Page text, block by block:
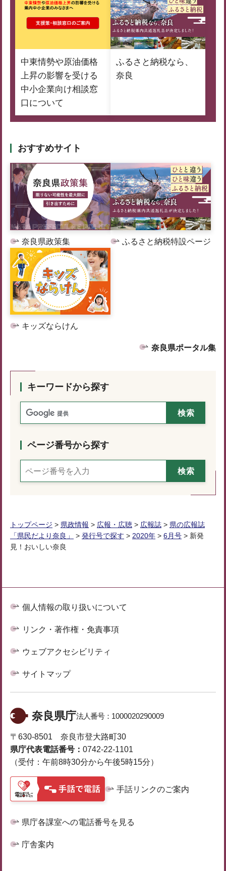
中東情勢や原油価格
上昇の影響を受ける
中小企業向け相談窓
口について
ふるさと納税なら、
奈良
おすすめサイト
奈良県政策集 ふるさと納税特設ページ
キッズならけん
奈良県ポータル集
キーワードから探す
ページ番号から探す
トップページ > 県政情報 > 広報・広聴 > 広報誌 > 県の広報誌
「県民だより奈良」
> 発行号で探す > 2020年 > 6月号 > 新発
見！おいしい奈良
個人情報の取り扱いについて
リンク・著作権・免責事項
ウェブアクセシビリティ
サイトマップ
奈良県庁法人番号： 1000020290009
〒630-8501 奈良市登大路町30
県庁代表電話番号： 0742-22-1101
（受付：午前8時30分から午後5時15分）
手話リンクのご案内
県庁各課室への電話番号を見る
庁舎案内